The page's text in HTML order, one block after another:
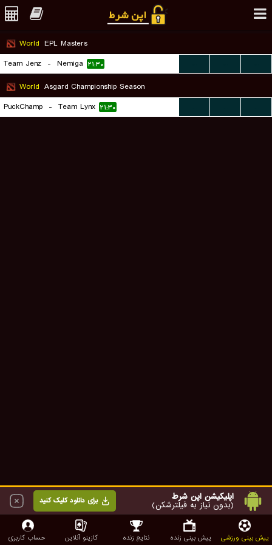
اپلیکیشن اپن شرط
(بدون نیاز به فیلترشکن) برای دانلود کلیک کنید
World EPL Masters
Team Jenz - Nemiga ۲۱:۳۰
World Asgard Championship Season
PuckChamp - Team Lynx ۲۱:۳۰
پیش بینی ورزشی پیش بینی زنده نتایج زنده کازینو آنلاین حساب کاربری